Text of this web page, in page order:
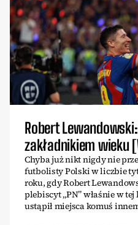
Robert
zakładnikiem wieku
Chyba już nikt nigdy nie
futbolisty Polski w liczbie
roku, gdy Robert
plebiscyt „PN” właśnie w
ustąpił miejsca komuś